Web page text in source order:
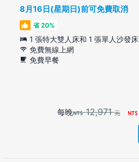
8月16日(星期日)前可免費取消
省 20%
1 張特大雙人床和 1 張單人沙發床
免費無線上網
免費早餐
每晚 12,971元